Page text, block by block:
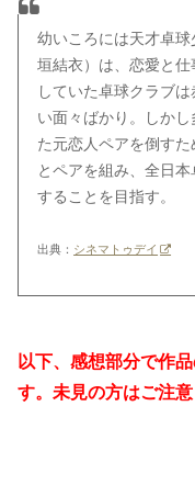
幼いころには天才卓
垣結衣）は、恋愛と
していた卓球クラブ
い面々ばかり。しか
た元恋人ペアを倒すた
とペアを組み、全日
することを目指す。
出典： シネマトゥデイ
以下、感想部分で作
す。未見の方はご注意